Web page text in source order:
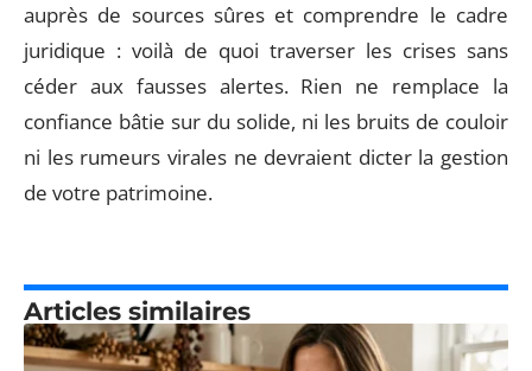
auprès de sources sûres et comprendre le cadre
juridique : voilà de quoi traverser les crises sans
céder aux fausses alertes. Rien ne remplace la
confiance bâtie sur du solide, ni les bruits de couloir
ni les rumeurs virales ne devraient dicter la gestion
de votre patrimoine.
Articles similaires